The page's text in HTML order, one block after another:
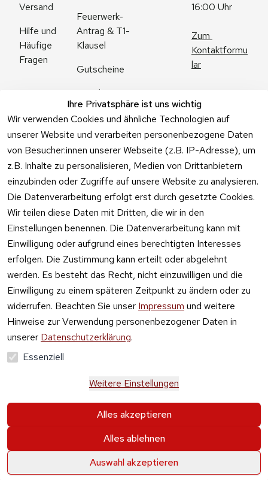
Ihre Privatsphäre ist uns wichtig
Wir verwenden Cookies und ähnliche Technologien auf
unserer Website und verarbeiten personenbezogene Daten
von Besucher:innen unserer Webseite (z.B. IP-Adresse), um
z.B. Inhalte zu personalisieren, Medien von Drittanbietern
einzubinden oder Zugriffe auf unsere Website zu analysieren.
Die Datenverarbeitung erfolgt erst durch gesetzte Cookies.
Wir teilen diese Daten mit Dritten, die wir in den
Einstellungen benennen. Die Datenverarbeitung kann mit
Einwilligung oder aufgrund eines berechtigten Interesses
erfolgen. Die Zustimmung kann erteilt oder abgelehnt
werden. Es besteht das Recht, nicht einzuwilligen und die
Einwilligung zu einem späteren Zeitpunkt zu ändern oder zu
widerrufen. Beachten Sie unser Impressum und weitere
Hinweise zur Verwendung personenbezogener Daten in
unserer Datenschutzerklärung.
Essenziell
Weitere Einstellungen
Alles akzeptieren
Alles ablehnen
Auswahl akzeptieren
Versand
Hilfe und
Häufige
Fragen
Feuerwerk-
Antrag & T1-
Klausel
Gutscheine
Angebote
Feuerwerk
Online kaufen
16:00 Uhr
Zum
Kontaktformu
lar
Vertrag
widerrufen
Alle Preise verstehen sich inkl. der gesetzlichen
Krause & Sohn GmbH Kaufbacher Ring 2 01723
Wilsdruff OT Kesselsdorf
Startseite Artikel
Wunschliste
Warenkorb
Einloggen